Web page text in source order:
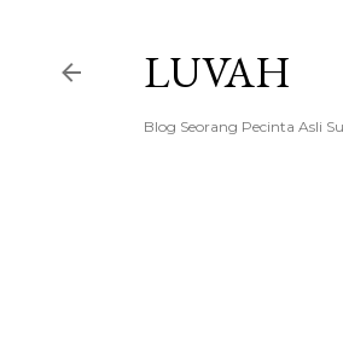
LUVAH
Blog Seorang Pecinta Asli